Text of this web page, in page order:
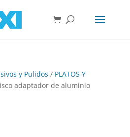
y Pulidos / PLATOS Y
adaptador de aluminio